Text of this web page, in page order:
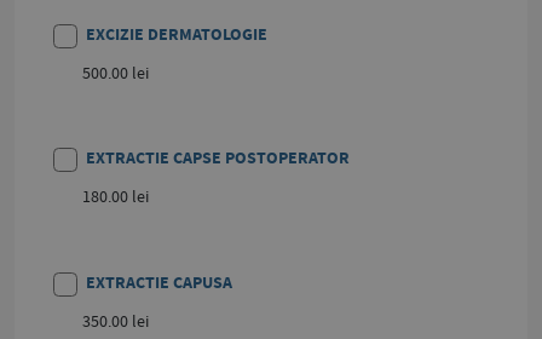
EXCIZIE DERMATOLOGIE
500.00 lei
EXTRACTIE CAPSE POSTOPERATOR
180.00 lei
EXTRACTIE CAPUSA
350.00 lei